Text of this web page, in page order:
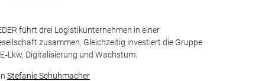
führt drei Logistikunternehmen in einer
zusammen. Gleichzeitig investiert die Gruppe
Digitalisierung und Wachstum.
Stefanie Schuhmacher